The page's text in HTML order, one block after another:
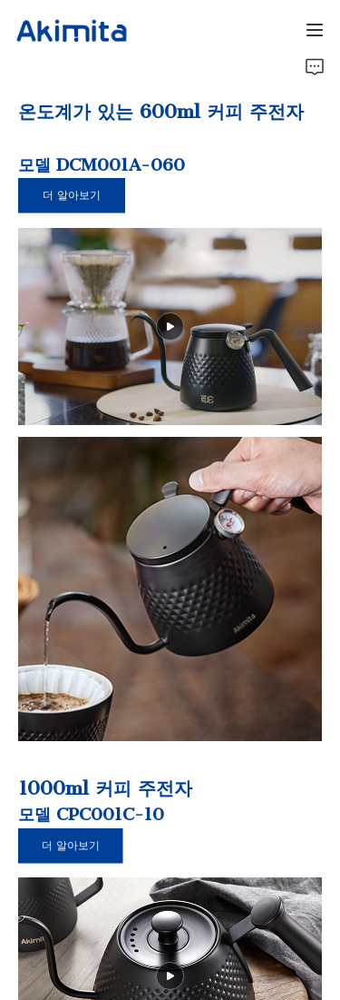
온도계가 있는 600ml 커피 주전자
모델 DCM001A-060
더 알아보기
1000ml 커피 주전자
모델 CPC001C-10
더 알아보기
커피 바리스타
회사 소개
문의하기